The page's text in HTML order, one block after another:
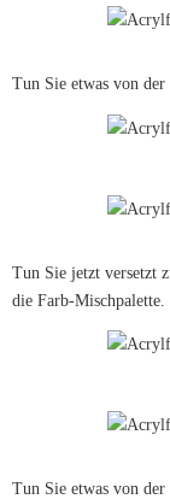
Tun Sie etwas von
Tun Sie jetzt versetzt
die Farb-Mischpalette.
Tun Sie etwas von